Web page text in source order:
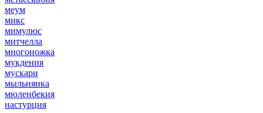
меум
микс
мимулюс
митчелла
многоножка
мукдения
мускари
мыльнянка
мюленбекия
настурция